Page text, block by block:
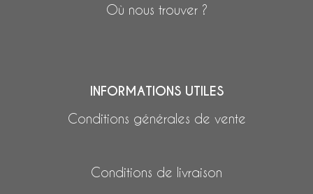
Où nous trouver ?
INFORMATIONS UTILES
Conditions générales de vente
Conditions de livraison